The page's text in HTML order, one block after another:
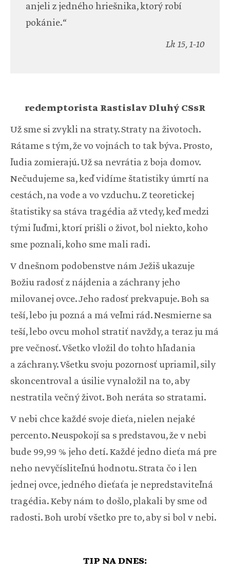
anjeli z jedného hriešnika, ktorý robí
pokánie.“
Lk 15, 1-10
redemptorista Rastislav Dluhý CSsR
Už sme si zvykli na straty. Straty na životoch.
Rátame s tým, že vo vojnách to tak býva. Prosto,
ľudia zomierajú. Už sa nevrátia z boja domov.
Nečudujeme sa, keď vidíme štatistiky úmrtí na
cestách, na vode a vo vzduchu. Z teoretickej
štatistiky sa stáva tragédia až vtedy, keď medzi
tými ľuďmi, ktorí prišli o život, bol niekto, koho
sme poznali, koho sme mali radi.
V dnešnom podobenstve nám Ježiš ukazuje
Božiu radosť z nájdenia a záchrany jeho
milovanej ovce. Jeho radosť prekvapuje. Boh sa
teší, lebo ju pozná a má veľmi rád. Nesmierne sa
teší, lebo ovcu mohol stratiť navždy, a teraz ju má
pre večnosť. Všetko vložil do tohto hľadania
a záchrany. Všetku svoju pozornosť upriamil, sily
skoncentroval a úsilie vynaložil na to, aby
nestratila večný život. Boh neráta so stratami.
V nebi chce každé svoje dieťa, nielen nejaké
percento. Neuspokojí sa s predstavou, že v nebi
bude 99,99 % jeho detí. Každé jedno dieťa má pre
neho nevyčísliteľnú hodnotu. Strata čo i len
jednej ovce, jedného dieťaťa je nepredstaviteľná
tragédia. Keby nám to došlo, plakali by sme od
radosti. Boh urobí všetko pre to, aby si bol v nebi.
TIP NA DNES: